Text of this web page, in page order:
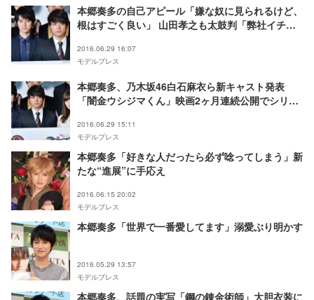
本郷奏多の自己アピール「嫌な奴に見られるけど、
根はすごく良い」 山田孝之も太鼓判「弊社イチオ
2016.06.29 16:07
モデルプレス
本郷奏多、乃木坂46白石麻衣ら新キャスト発表
「闇金ウシジマくん」映画2ヶ月連続公開でシリー
2016.06.29 15:11
モデルプレス
本郷奏多「好きな人だったら必ず唸ってしまう」新
たな“進展”に手応え
2016.06.15 20:02
モデルプレス
本郷奏多「世界で一番愛してます」溺愛ぶり明かす
2016.05.29 13:57
モデルプレス
本郷奏多、話題の実写「鋼の錬金術師」大胆衣装に